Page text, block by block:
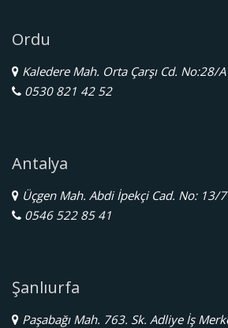
Ordu
Kaledere Mah. Orta Çarşı Cd. No:28/
0530 821 42 52
Antalya
Üçgen Mah. Abdi İpekçi Cad. No: 13/
0546 522 85 41
Şanlıurfa
Paşabağı Mah. 763. Sk. Adliye İş